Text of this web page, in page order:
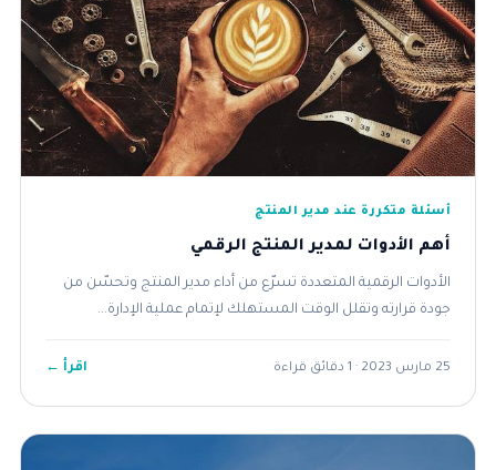
أسئلة متكررة عند مدير المنتج
أهم الأدوات لمدير المنتج الرقمي
الأدوات الرقمية المتعددة تسرّع من أداء مدير المنتج وتحسّن من
جودة قرارته وتقلل الوقت المستهلك لإتمام عملية الإدارة...
25 مارس 2023 · 1 دقائق قراءة اقرأ ←